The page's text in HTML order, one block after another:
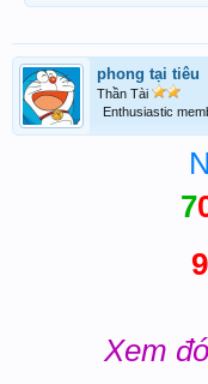
phong tại tiêu
Thần Tài
Enthusiastic
7
Xem